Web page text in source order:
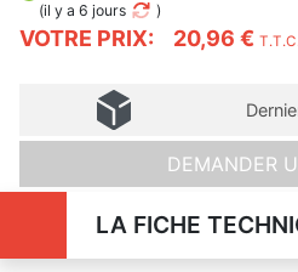
VOTRE PRIX: 20,96 €
(il y a 6 jours )
DEMANDER
LA FICHE